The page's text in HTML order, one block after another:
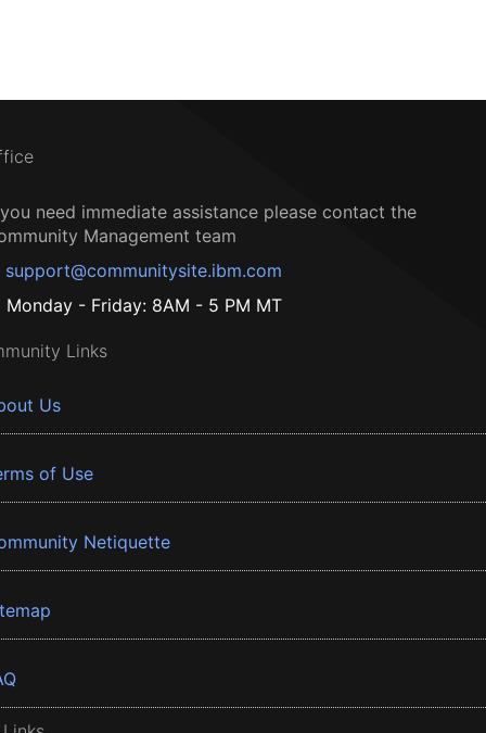
need immediate assistance please contact the
Management team
support@communitysite.ibm.com
Monday - Friday: 8AM - 5 PM MT
Links
Us
of Use
Netiquette